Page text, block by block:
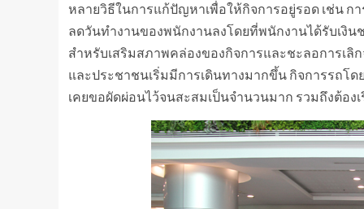
หลายวิธีในการแก้ปัญหาเพื่อให้กิจการอยู่รอด เช่น
ลดวันทำงานของพนักงานลงโดยที่พนักงานได้รับเงิน
สำหรับเสริมสภาพคล่องของกิจการและชะลอการเลิ
และประชาชนเริ่มมีการเดินทางมากขึ้น กิจการรถโ
เคยขอผัดผ่อนไว้จนสะสมเป็นจำนวนมาก รวมถึงต้อง